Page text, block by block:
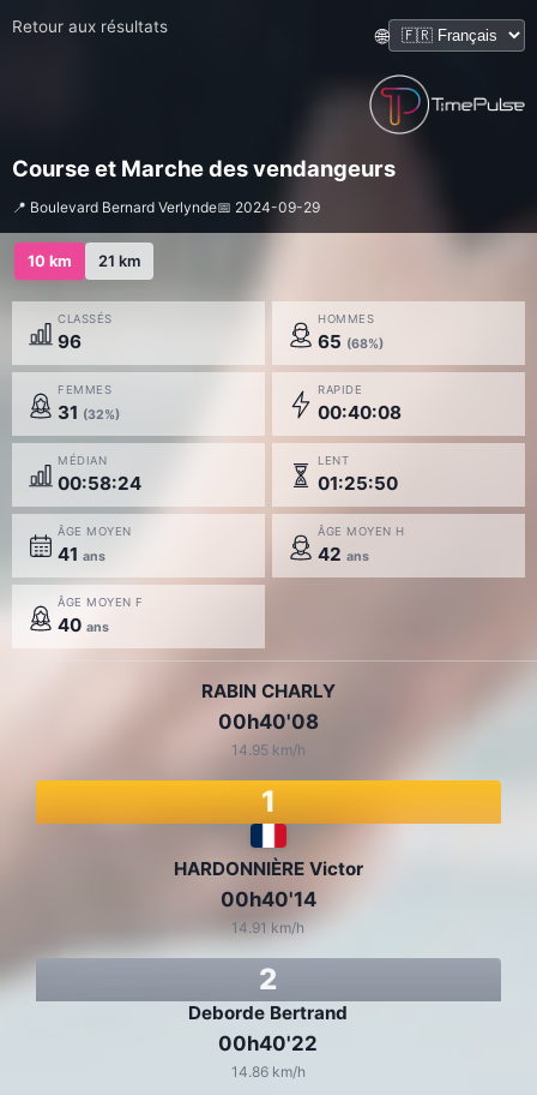
Retour aux résultats 🌐
Course et Marche des vendangeurs
📍 Boulevard Bernard Verlynde📅 2024-09-29
10 km 21 km
CLASSÉS
96
HOMMES
65 (68%)
FEMMES
31 (32%)
RAPIDE
00:40:08
MÉDIAN
00:58:24
LENT
01:25:50
ÂGE MOYEN
41 ans
ÂGE MOYEN H
42 ans
ÂGE MOYEN F
40 ans
HARDONNIÈRE Victor
00h40'14
14.91 km/h
2
RABIN CHARLY
00h40'08
14.95 km/h
1
Deborde Bertrand
00h40'22
14.86 km/h